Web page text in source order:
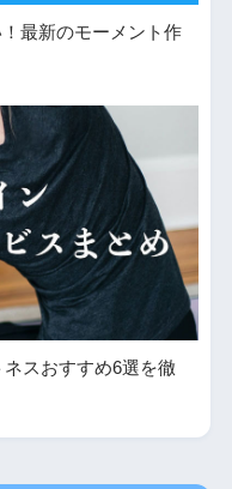
！最新のモーメント作
スおすすめ6選を徹